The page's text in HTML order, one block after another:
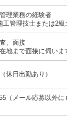
理業務の経験者
管理技士または2級
、面接
地まで面接に伺いま
休日出勤あり）
（メール応募以外に